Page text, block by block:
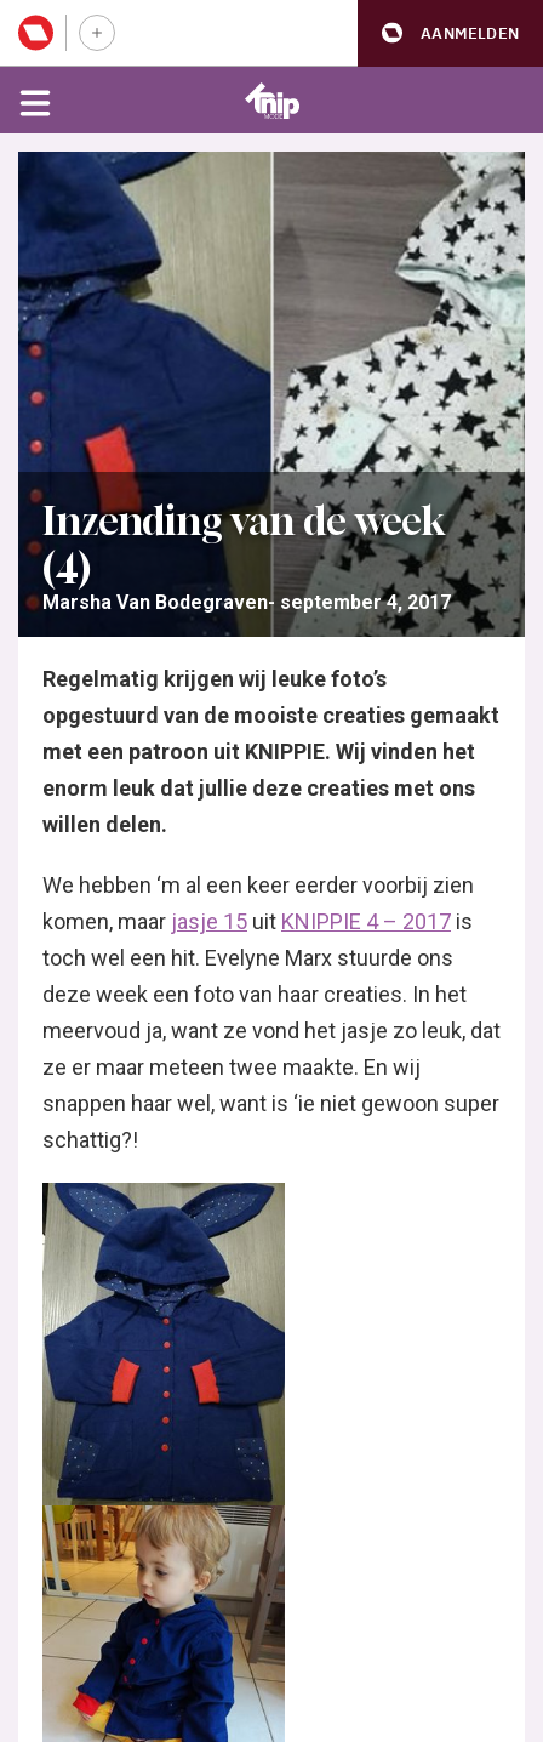
AANMELDEN
Inzending van de week
(4)
Marsha Van Bodegraven september 4, 2017
Regelmatig krijgen wij leuke foto’s
opgestuurd van de mooiste creaties gemaakt
met een patroon uit KNIPPIE. Wij vinden het
enorm leuk dat jullie deze creaties met ons
willen delen.
We hebben ‘m al een keer eerder voorbij zien
komen, maar jasje 15 uit KNIPPIE 4 – 2017 is
toch wel een hit. Evelyne Marx stuurde ons
deze week een foto van haar creaties. In het
meervoud ja, want ze vond het jasje zo leuk, dat
ze er maar meteen twee maakte. En wij
snappen haar wel, want is ‘ie niet gewoon super
schattig?!